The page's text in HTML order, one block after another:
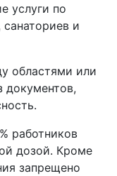
услуги по
и
областями или
документов,
работников
дозой. Кроме
запрещено